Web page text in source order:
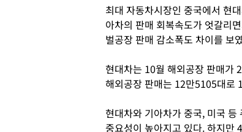
최대 자동차시장인 중국에서 현
아차의 판매 회복속도가 엇갈리
벌공장 판매 감소폭도 차이를 보
현대차는 10월 해외공장 판매가
해외공장 판매는 12만5105대로
현대차와 기아차가 중국, 미국
중요성이 높아지고 있다. 하지만